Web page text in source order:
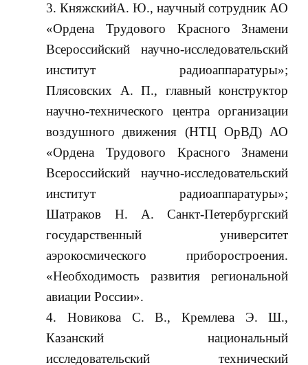
КняжскийА. Ю., научный сотрудник АО
«Ордена Трудового Красного Знамени
Всероссийский научно-исследовательский
институт радиоаппаратуры»;
Плясовских А. П., главный конструктор
научно-технического центра организации
воздушного движения (НТЦ ОрВД) АО
«Ордена Трудового Красного Знамени
Всероссийский научно-исследовательский
институт радиоаппаратуры»;
Шатраков Н. А. Санкт-Петербургский
государственный университет
аэрокосмического приборостроения.
«Необходимость развития региональной
авиации России».
Новикова С. В., Кремлева Э. Ш.,
Казанский национальный
исследовательский технический